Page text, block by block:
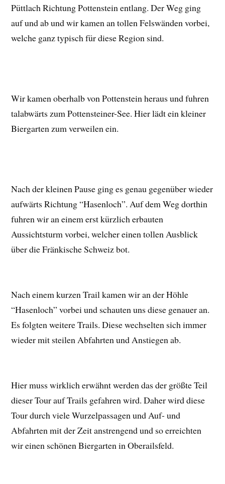
Püttlach Richtung Pottenstein entlang. Der Weg ging
auf und ab und wir kamen an tollen Felswänden vorbei,
welche ganz typisch für diese Region sind.
Wir kamen oberhalb von Pottenstein heraus und fuhren
talabwärts zum Pottensteiner-See. Hier lädt ein kleiner
Biergarten zum verweilen ein.
Nach der kleinen Pause ging es genau gegenüber wieder
aufwärts Richtung “Hasenloch”. Auf dem Weg dorthin
fuhren wir an einem erst kürzlich erbauten
Aussichtsturm vorbei, welcher einen tollen Ausblick
über die Fränkische Schweiz bot.
Nach einem kurzen Trail kamen wir an der Höhle
“Hasenloch” vorbei und schauten uns diese genauer an.
Es folgten weitere Trails. Diese wechselten sich immer
wieder mit steilen Abfahrten und Anstiegen ab.
Hier muss wirklich erwähnt werden das der größte Teil
dieser Tour auf Trails gefahren wird. Daher wird diese
Tour durch viele Wurzelpassagen und Auf- und
Abfahrten mit der Zeit anstrengend und so erreichten
wir einen schönen Biergarten in Oberailsfeld.